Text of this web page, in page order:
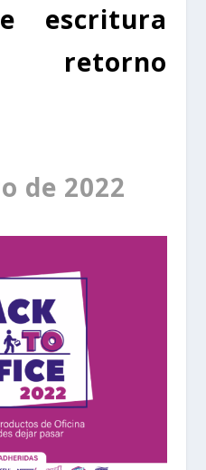
escritura
retorno
de 2022